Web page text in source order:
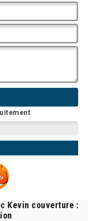
Kevin couverture :